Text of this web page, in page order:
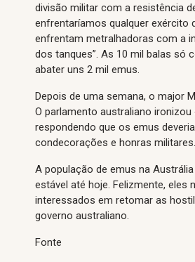
divisão militar com a resistência
enfrentaríamos qualquer exército
enfrentam metralhadoras com a
dos tanques”. As 10 mil balas só
abater uns 2 mil emus.
Depois de uma semana, o major
O parlamento australiano ironizou
respondendo que os emus
condecorações e honras militares.
A população de emus na
estável até hoje. Felizmente, eles
interessados em retomar as
governo australiano.
Fonte